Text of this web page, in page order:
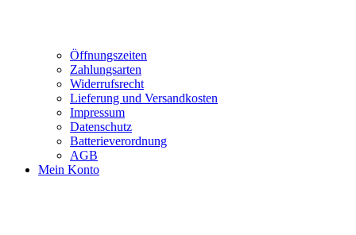
Öffnungszeiten
Zahlungsarten
Widerrufsrecht
Lieferung und Versandkosten
Impressum
Datenschutz
Batterieverordnung
AGB
Mein Konto